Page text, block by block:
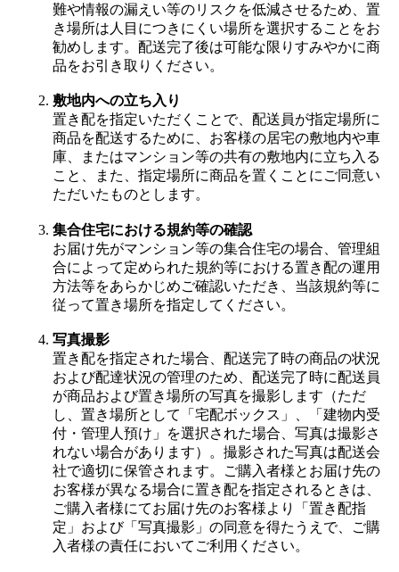
難や情報の漏えい等のリスクを低減させるため、置
き場所は人目につきにくい場所を選択することをお
勧めします。配送完了後は可能な限りすみやかに商
品をお引き取りください。
敷地内への立ち入り
置き配を指定いただくことで、配送員が指定場所に
商品を配送するために、お客様の居宅の敷地内や車
庫、またはマンション等の共有の敷地内に立ち入る
こと、また、指定場所に商品を置くことにご同意い
ただいたものとします。
集合住宅における規約等の確認
お届け先がマンション等の集合住宅の場合、管理組
合によって定められた規約等における置き配の運用
方法等をあらかじめご確認いただき、当該規約等に
従って置き場所を指定してください。
写真撮影
置き配を指定された場合、配送完了時の商品の状況
および配達状況の管理のため、配送完了時に配送員
が商品および置き場所の写真を撮影します（ただ
し、置き場所として「宅配ボックス」、「建物内受
付・管理人預け」を選択された場合、写真は撮影さ
れない場合があります）。撮影された写真は配送会
社で適切に保管されます。ご購入者様とお届け先の
お客様が異なる場合に置き配を指定されるときは、
ご購入者様にてお届け先のお客様より「置き配指
定」および「写真撮影」の同意を得たうえで、ご購
入者様の責任においてご利用ください。